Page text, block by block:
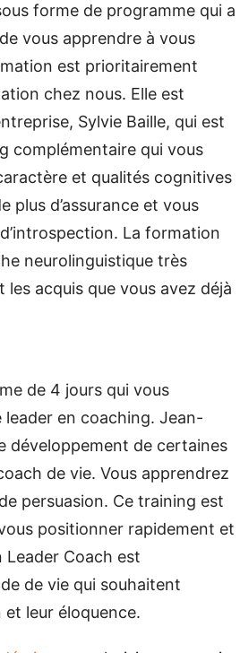
forme de programme qui a
vous apprendre à vous
est prioritairement
chez nous. Elle est
Sylvie Baille, qui est
complémentaire qui vous
et qualités cognitives
plus d’assurance et vous
La formation
neurolinguistique très
acquis que vous avez déjà
de 4 jours qui vous
leader en coaching. Jean-
développement de certaines
de vie. Vous apprendrez
persuasion. Ce training est
positionner rapidement et
Coach est
de vie qui souhaitent
leur éloquence.